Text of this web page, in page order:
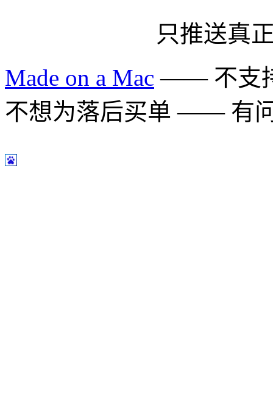
只推送真
Made on a Mac —— 不支
不想为落后买单 —— 有